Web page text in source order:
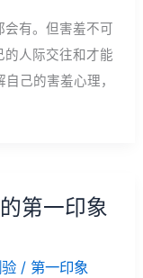
有。但害羞不可
人际交往和才能
己的害羞心理，
第一印象
/ 第一印象